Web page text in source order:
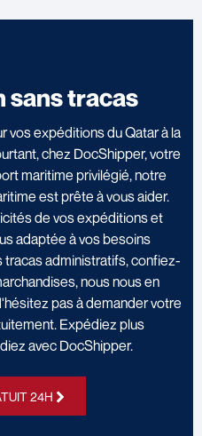
sans tracas
vos expéditions du Qatar à la
chez DocShipper, votre
maritime privilégié, notre
est prête à vous aider.
de vos expéditions et
adaptée à vos besoins
administratifs, confiez-
nous nous en
pas à demander votre
Expédiez plus
avec DocShipper.
24H